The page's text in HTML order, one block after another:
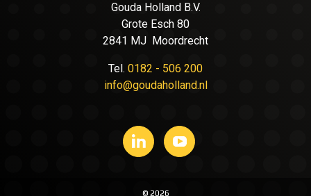
Gouda Holland B.V.
Grote Esch 80
2841 MJ Moordrecht
Tel. 0182 - 506 200
info@goudaholland.nl
© 2026